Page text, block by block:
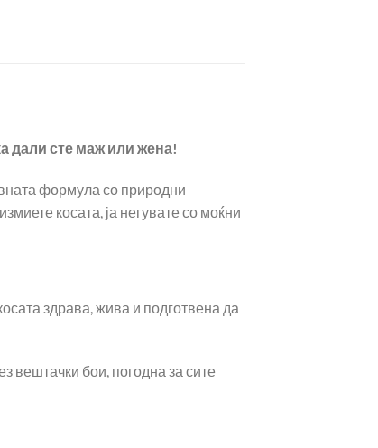
дали сте маж или жена!
формула со природни
косата, ја негувате со моќни
здрава, жива и подготвена да
вештачки бои, погодна за сите